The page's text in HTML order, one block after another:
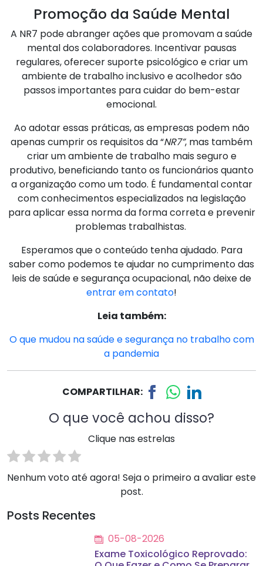
Promoção da Saúde Mental
A NR7 pode abranger ações que promovam a saúde
mental dos colaboradores. Incentivar pausas
regulares, oferecer suporte psicológico e criar um
ambiente de trabalho inclusivo e acolhedor são
passos importantes para cuidar do bem-estar
emocional.
Ao adotar essas práticas, as empresas podem não
apenas cumprir os requisitos da “NR7”, mas também
criar um ambiente de trabalho mais seguro e
produtivo, beneficiando tanto os funcionários quanto
a organização como um todo. É fundamental contar
com conhecimentos especializados na legislação
para aplicar essa norma da forma correta e prevenir
problemas trabalhistas.
Esperamos que o conteúdo tenha ajudado. Para
saber como podemos te ajudar no cumprimento das
leis de saúde e segurança ocupacional, não deixe de
entrar em contato!
Leia também:
O que mudou na saúde e segurança no trabalho com
a pandemia
COMPARTILHAR:
O que você achou disso?
Clique nas estrelas
Nenhum voto até agora! Seja o primeiro a avaliar este
post.
Posts Recentes
05-08-2026
Exame Toxicológico Reprovado: